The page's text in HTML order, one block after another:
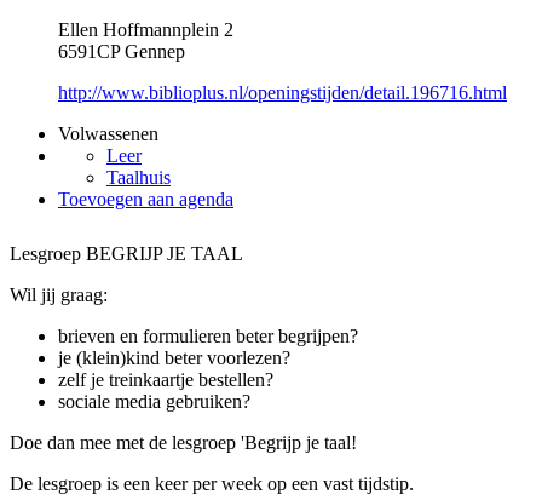
Ellen Hoffmannplein 2
6591CP Gennep
http://www.biblioplus.nl/openingstijden/detail.196716.html
Volwassenen
Leer
Taalhuis
Toevoegen aan agenda
Lesgroep BEGRIJP JE TAAL
Wil jij graag:
brieven en formulieren beter begrijpen?
je (klein)kind beter voorlezen?
zelf je treinkaartje bestellen?
sociale media gebruiken?
Doe dan mee met de lesgroep 'Begrijp je taal!
De lesgroep is een keer per week op een vast tijdstip.